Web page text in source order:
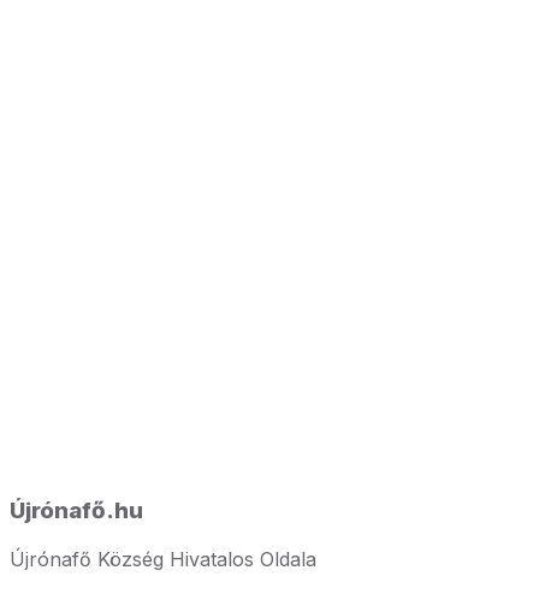
Újrónafő.hu
Újrónafő Község Hivatalos Oldala